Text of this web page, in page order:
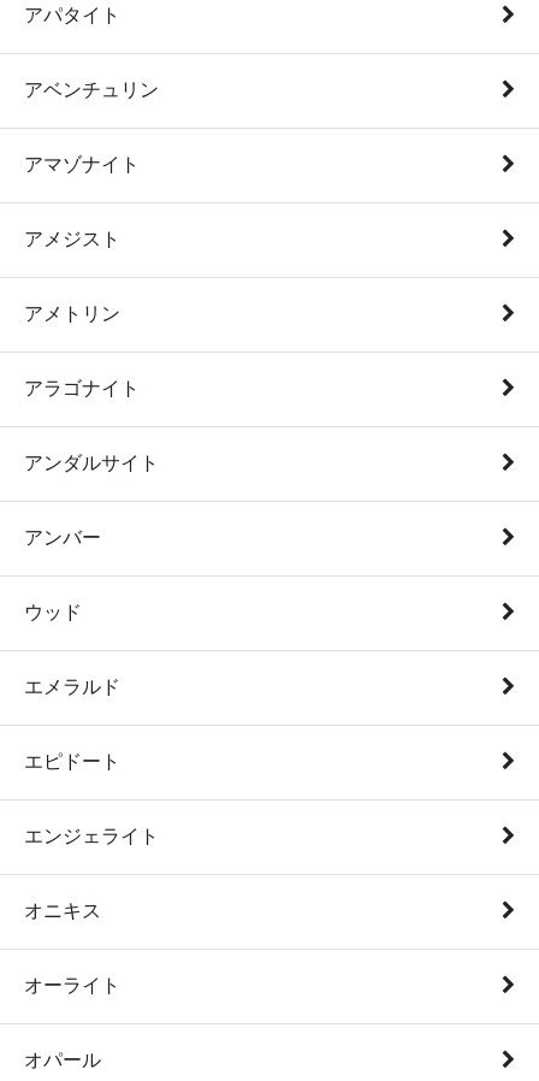
アパタイト
アベンチュリン
アマゾナイト
アメジスト
アメトリン
アラゴナイト
アンダルサイト
アンバー
ウッド
エメラルド
エピドート
エンジェライト
オニキス
オーライト
オパール